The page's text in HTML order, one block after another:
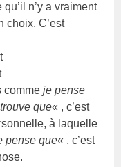
n’y a vraiment
choix. C’est
commeje pense
que« , c’est
à laquelle
pense que« , c’est